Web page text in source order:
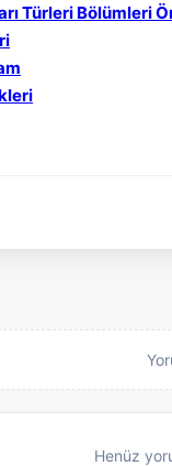
Türleri Bölümleri
Henüz